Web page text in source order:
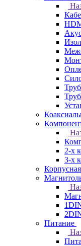
2-х
3-х
Питание